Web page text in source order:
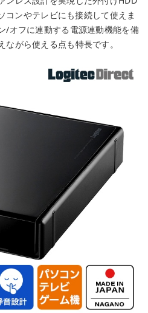
コンやテレビにも接続して使えま
/オフに連動する電源連動機能を備
がら使える点も特長です。